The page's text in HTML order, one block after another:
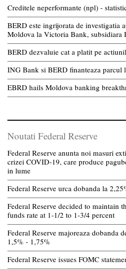
Creditele neperformante (npl) -
BERD este ingrijorata de investigatia
Moldova la Victoria Bank, subsidiara
BERD dezvaluie cat a platit pe
ING Bank si BERD finanteaza parcul
EBRD hails Moldova banking
Noutati Federal Reserve
Federal Reserve anunta noi masuri
crizei COVID-19, care produce
in lume
Federal Reserve urca dobanda la
Federal Reserve decided to maintain
funds rate at 1-1/2 to 1-3/4 percent
Federal Reserve majoreaza dobanda
1,5% - 1,75%
Federal Reserve issues FOMC